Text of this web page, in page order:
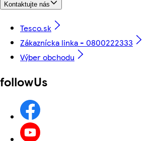
Kontaktujte nás
Tesco.sk
Zákaznícka linka - 0800222333
Výber obchodu
followUs